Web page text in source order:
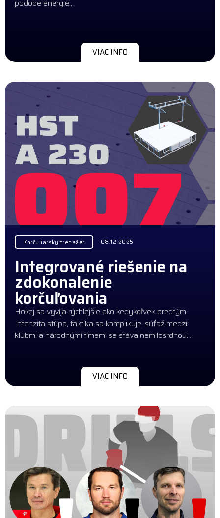
podobe energie…
VIAC INFO
Korčuliarsky trenažér 08.12.2025
Integrované riešenie na
zdokonalenie
korčuľovania
Hokej sa vyvíja rýchlejšie ako kedykoľvek predtým.
Intenzita stúpa, taktika sa komplikuje, súťaž medzi
klubmi a národnými tímami sa stáva nemilosrdnou…
VIAC INFO